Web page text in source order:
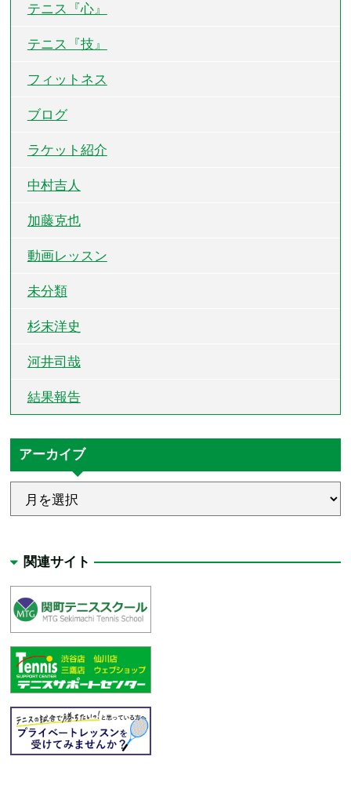
テニス『心』
テニス『技』
フィットネス
ブログ
ラケット紹介
中村吉人
加藤克也
動画レッスン
未分類
杉末洋史
河井司哉
結果報告
アーカイブ
関連サイト